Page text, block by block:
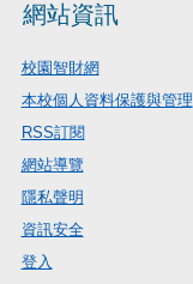
網站資訊
校園智財網
本校個人資料保護與管理
RSS訂閱
網站導覽
隱私聲明
資訊安全
登入